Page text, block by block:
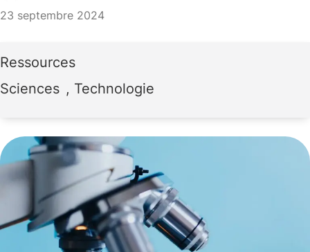
23 septembre 2024
Ressources
Sciences , Technologie